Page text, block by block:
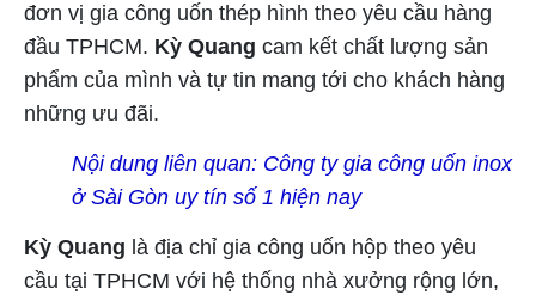
đơn vị gia công uốn thép hình theo yêu cầu hàng
đầu TPHCM. Kỳ Quang cam kết chất lượng sản
phẩm của mình và tự tin mang tới cho khách hàng
những ưu đãi.
Nội dung liên quan: Công ty gia công uốn inox
ở Sài Gòn uy tín số 1 hiện nay
Kỳ Quang là địa chỉ gia công uốn hộp theo yêu
cầu tại TPHCM với hệ thống nhà xưởng rộng lớn,